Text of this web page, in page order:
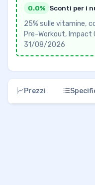
0.0% Sconti per i
25% sulle vitamine,
Pre-Workout, Impact
31/08/2026
Prezzi